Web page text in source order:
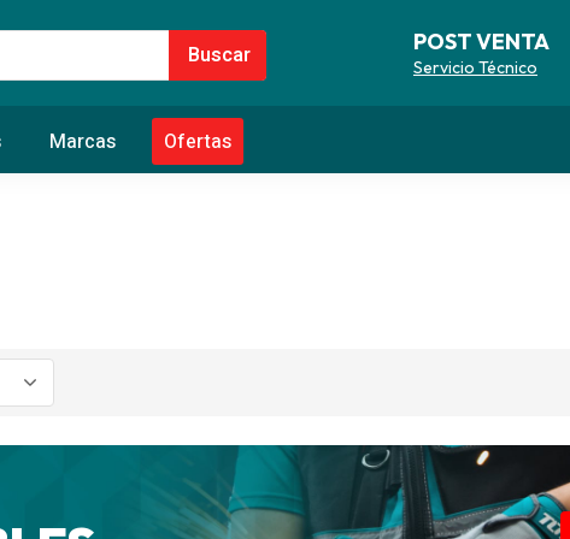
POST VENTA
Servicio Técnico
Marcas Ofertas